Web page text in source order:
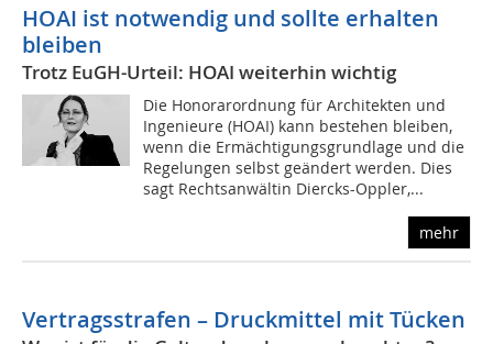
HOAI ist notwendig und sollte erhalten
bleiben
Trotz EuGH-Urteil: HOAI weiterhin wichtig
Die Honorarordnung für Architekten und
Ingenieure (HOAI) kann bestehen bleiben,
wenn die Ermächtigungsgrundlage und die
Regelungen selbst geändert werden. Dies
sagt Rechtsanwältin Diercks-Oppler,...
mehr
Vertragsstrafen – Druckmittel mit Tücken